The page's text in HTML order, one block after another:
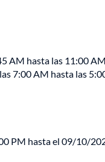
AM hasta las 11:00
7:00 AM hasta las
PM hasta el 09/10/